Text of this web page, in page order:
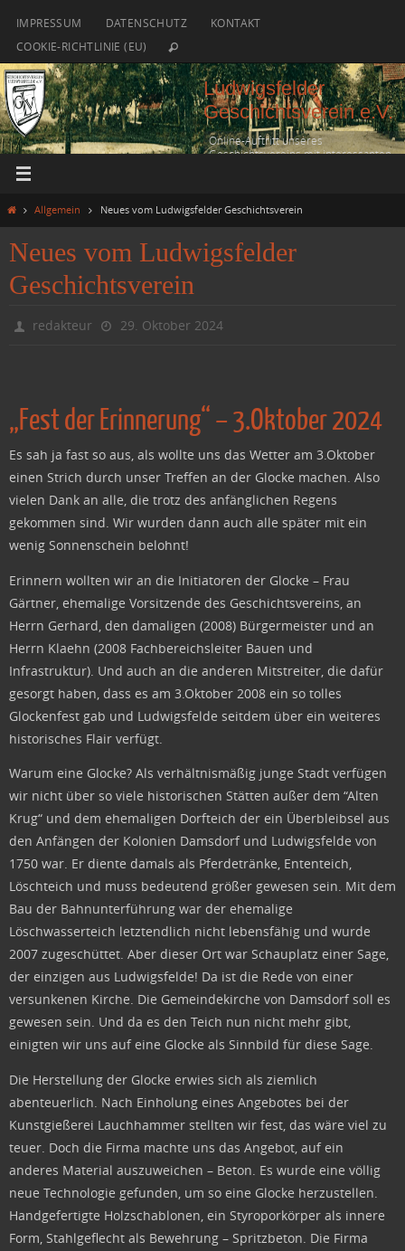
springen
IMPRESSUM DATENSCHUTZ
KONTAKT
COOKIE-RICHTLINIE (EU)
Ludwigsfelder
Geschichtsverein e.V.
Online-Auftritt unseres
Geschichtsvereins mit interessanten
StartAllgemein Neues vom Ludwigsfelder Geschichtsverein
Neues vom Ludwigsfelder
Geschichtsverein
redakteur 29. Oktober 2024
„Fest der Erinnerung“ – 3.Oktober 2024
Es sah ja fast so aus, als wollte uns das Wetter am 3.Oktober
einen Strich durch unser Treffen an der Glocke machen. Also
vielen Dank an alle, die trotz des anfänglichen Regens
gekommen sind. Wir wurden dann auch alle später mit ein
wenig Sonnenschein belohnt!
Erinnern wollten wir an die Initiatoren der Glocke – Frau
Gärtner, ehemalige Vorsitzende des Geschichtsvereins, an
Herrn Gerhard, den damaligen (2008) Bürgermeister und an
Herrn Klaehn (2008 Fachbereichsleiter Bauen und
Infrastruktur). Und auch an die anderen Mitstreiter, die dafür
gesorgt haben, dass es am 3.Oktober 2008 ein so tolles
Glockenfest gab und Ludwigsfelde seitdem über ein weiteres
historisches Flair verfügt.
Warum eine Glocke? Als verhältnismäßig junge Stadt verfügen
wir nicht über so viele historischen Stätten außer dem “Alten
Krug“ und dem ehemaligen Dorfteich der ein Überbleibsel aus
den Anfängen der Kolonien Damsdorf und Ludwigsfelde von
1750 war. Er diente damals als Pferdetränke, Ententeich,
Löschteich und muss bedeutend größer gewesen sein. Mit dem
Bau der Bahnunterführung war der ehemalige
Löschwasserteich letztendlich nicht lebensfähig und wurde
2007 zugeschüttet. Aber dieser Ort war Schauplatz einer Sage,
der einzigen aus Ludwigsfelde! Da ist die Rede von einer
versunkenen Kirche. Die Gemeindekirche von Damsdorf soll es
gewesen sein. Und da es den Teich nun nicht mehr gibt,
einigten wir uns auf eine Glocke als Sinnbild für diese Sage.
Die Herstellung der Glocke erwies sich als ziemlich
abenteuerlich. Nach Einholung eines Angebotes bei der
Kunstgießerei Lauchhammer stellten wir fest, das wäre viel zu
teuer. Doch die Firma machte uns das Angebot, auf ein
anderes Material auszuweichen – Beton. Es wurde eine völlig
neue Technologie gefunden, um so eine Glocke herzustellen.
Handgefertigte Holzschablonen, ein Styroporkörper als innere
Form, Stahlgeflecht als Bewehrung – Spritzbeton. Die Firma